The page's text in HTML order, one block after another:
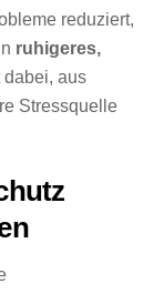
reduziert,
ruhigeres,
dabei, aus
Stressquelle